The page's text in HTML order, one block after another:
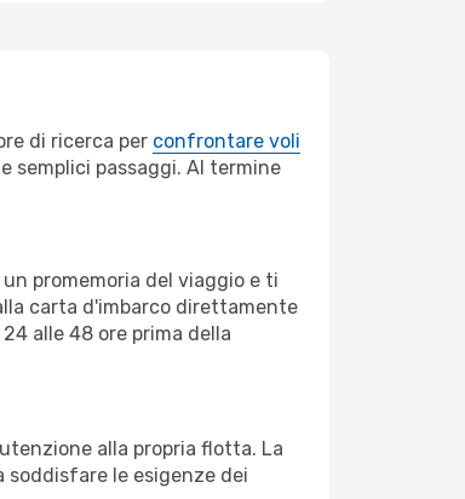
di ricerca per confrontare voli
semplici passaggi. Al termine
promemoria del viaggio e ti
carta d'imbarco direttamente
alle 48 ore prima della
alla propria flotta. La
soddisfare le esigenze dei